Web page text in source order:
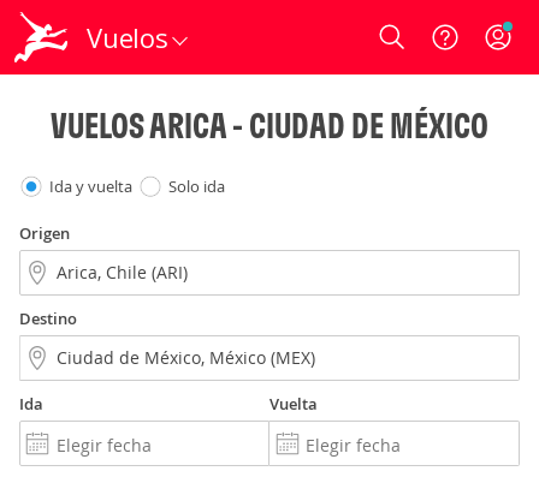
Vuelos Login
VUELOS ARICA - CIUDAD DE MÉXICO
Ida y vuelta Solo ida
Origen
Destino
Ida Vuelta